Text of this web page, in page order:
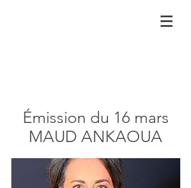
Émission du 16 mars
MAUD ANKAOUA